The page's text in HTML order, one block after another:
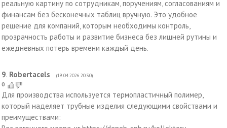
реальную картину по сотрудникам, поручениям, согласованиям и
финансам без бесконечных таблиц вручную. Это удобное
решение для компаний, которым необходимы контроль,
прозрачность работы и развитие бизнеса без лишней рутины и
ежедневных потерь времени каждый день.
9. Robertacels (19.04.2026 20:30)
0
Для производства используется термопластичный полимер,
который наделяет трубные изделия следующими свойствами и
преимуществами: